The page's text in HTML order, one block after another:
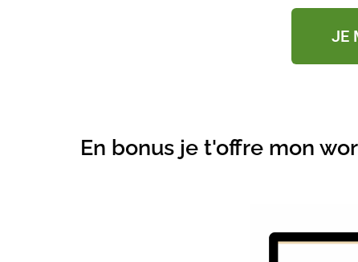
JE
En bonus je t'offre mon